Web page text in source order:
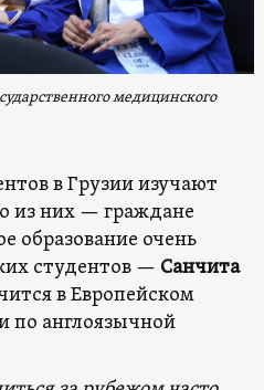
медицинского
в Грузии изучают
из них — граждане
образование очень
студентов — Санчита
в Европейском
по англоязычной